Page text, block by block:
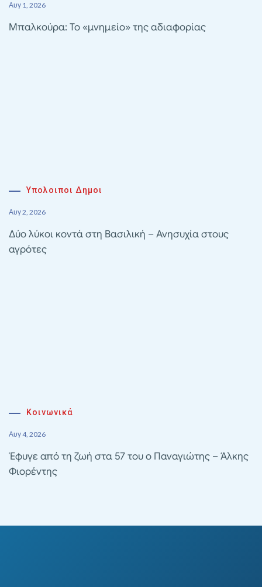
Αυγ 1, 2026
Μπαλκούρα: Το «μνημείο» της αδιαφορίας
Υπολοιποι Δημοι
Αυγ 2, 2026
Δύο λύκοι κοντά στη Βασιλική – Ανησυχία στους
αγρότες
Κοινωνικά
Αυγ 4, 2026
Έφυγε από τη ζωή στα 57 του ο Παναγιώτης – Άλκης
Φιορέντης